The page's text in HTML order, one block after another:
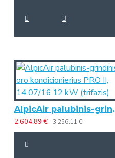
AlpicAir
2,604.89 € 3,256.11 €